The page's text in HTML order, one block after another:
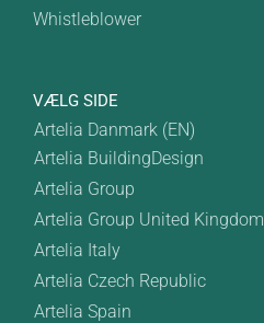
Whistleblower
VÆLG SIDE
Artelia Danmark (EN)
Artelia BuildingDesign
Artelia Group
Artelia Group United Kingdom
Artelia Italy
Artelia Czech Republic
Artelia Spain